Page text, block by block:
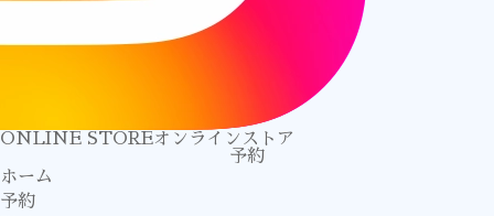
オンラインストア
予約
ホーム
予約